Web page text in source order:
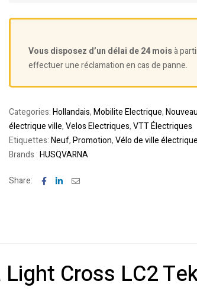
Vous disposez d’un délai de 24 moisà
effectuer une réclamation en cas de panne.
Categories:Hollandais,Mobilite Electrique,
électrique ville,Velos Electriques,VTT Électriques
Etiquettes:Neuf,Promotion,Vélo de ville électrique
Brands :HUSQVARNA
Share: Facebook
LinkedinEmail
Cross LC2